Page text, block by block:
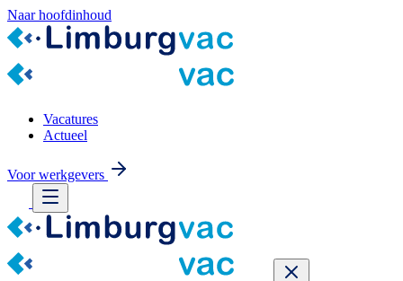
Naar hoofdinhoud
Vacatures
Actueel
Voor werkgevers